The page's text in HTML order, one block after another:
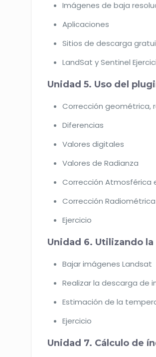
Imágenes de baja
Aplicaciones
Sitios de descarga
LandSat y Sentinel
Unidad 5. Uso del
Corrección geométrica,
Diferencias
Valores digitales
Valores de Radianza
Corrección Atmosférica
Corrección
Ejercicio
Unidad 6. Utilizando
Bajar imágenes Landsat
Realizar la descarga de
Estimación de la
Ejercicio
Unidad 7. Cálculo de